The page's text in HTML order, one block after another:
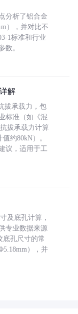
分析了铝合金
），并对比不
1标准和行业
数。
解
拔承载力，包
标准（如《混
拔承载力计算
约80kN）。
议，适用于工
及底孔计算，
专业数据来源
底孔尺寸的常
），并